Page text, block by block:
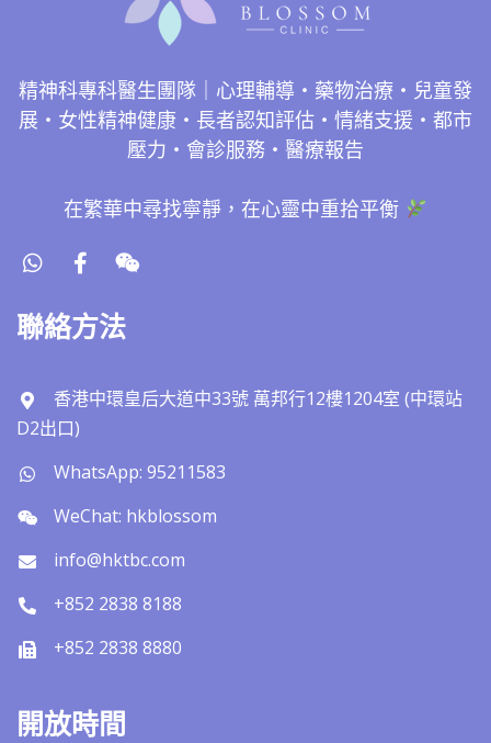
精神科專科醫生團隊｜心理輔導・藥物治療・兒童發
展・女性精神健康・長者認知評估・情緒支援・都市
壓力・會診服務・醫療報告
在繁華中尋找寧靜，在心靈中重拾平衡
聯絡方法
香港中環皇后大道中33號 萬邦行12樓1204室 (中環站
D2出口)
WhatsApp: 95211583
WeChat: hkblossom
info@hktbc.com
+852 2838 8188
+852 2838 8880
開放時間